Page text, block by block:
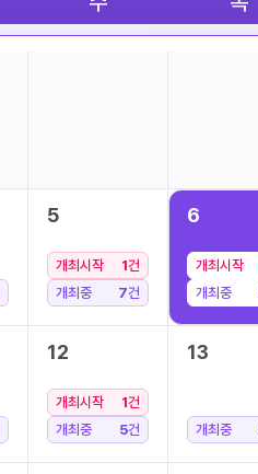
5
개최시작 1건
개최중
7건
6
개최시작
개최중
12
개최시작 1건
개최중
5건
13
개최중